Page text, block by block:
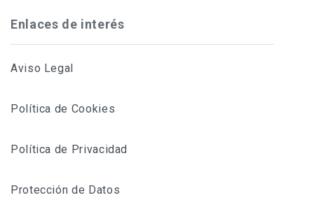
Enlaces de interés
Aviso Legal
Política de Cookies
Política de Privacidad
Protección de Datos